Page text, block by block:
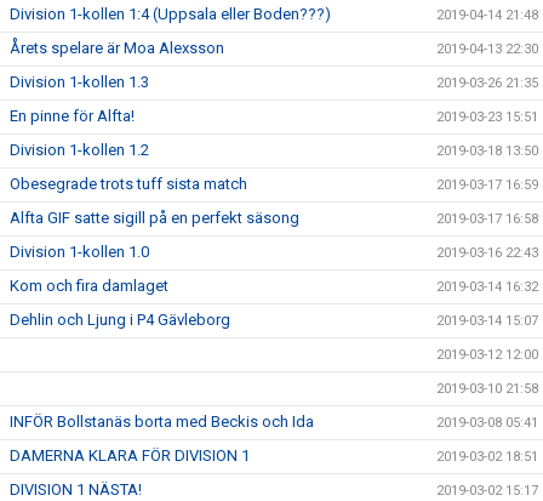
Division 1-kollen 1:4 (Uppsala eller Boden???) 2019-04-14 21:48
Årets spelare är Moa Alexsson 2019-04-13 22:30
Division 1-kollen 1.3 2019-03-26 21:35
En pinne för Alfta! 2019-03-23 15:51
Division 1-kollen 1.2 2019-03-18 13:50
Obesegrade trots tuff sista match 2019-03-17 16:59
Alfta GIF satte sigill på en perfekt säsong 2019-03-17 16:58
Division 1-kollen 1.0 2019-03-16 22:43
Kom och fira damlaget 2019-03-14 16:32
Dehlin och Ljung i P4 Gävleborg 2019-03-14 15:07
2019-03-12 12:00
2019-03-10 21:58
INFÖR Bollstanäs borta med Beckis och Ida 2019-03-08 05:41
DAMERNA KLARA FÖR DIVISION 1 2019-03-02 18:51
DIVISION 1 NÄSTA! 2019-03-02 15:17